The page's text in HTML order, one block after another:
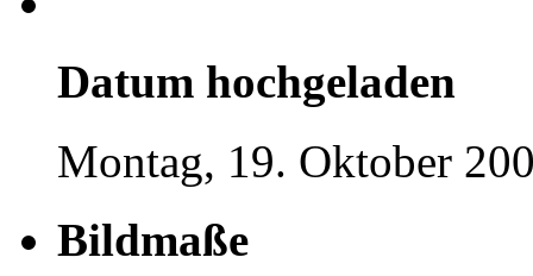
Datum hochgeladen
Montag, 19. Oktober
Bildmaße